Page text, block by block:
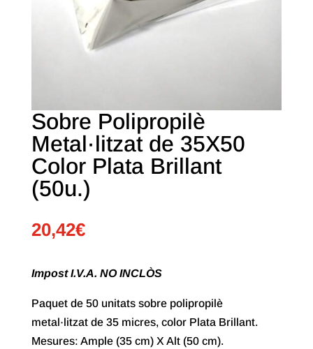
Sobre Polipropilè
Metal·litzat de 35X50
Color Plata Brillant
(50u.)
20,42€
Impost I.V.A. NO INCLÒS
Paquet de 50 unitats sobre polipropilè
metal·litzat de 35 micres, color Plata Brillant.
Mesures: Ample (35 cm) X Alt (50 cm).